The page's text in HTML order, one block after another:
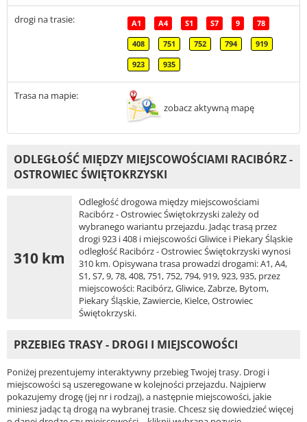
drogi na trasie: A1 A4 S1 S7 9 78
408 751 752 794 919
923 935
Trasa na mapie:
zobacz aktywną mapę
ODLEGŁOŚĆ MIĘDZY MIEJSCOWOŚCIAMI RACIBÓRZ -
OSTROWIEC ŚWIĘTOKRZYSKI
310 km
Odległość drogowa między miejscowościami
Racibórz - Ostrowiec Świętokrzyski zależy od
wybranego wariantu przejazdu. Jadąc trasą przez
drogi 923 i 408 i miejscowości Gliwice i Piekary Śląskie
odległość Racibórz - Ostrowiec Świętokrzyski wynosi
310 km. Opisywana trasa prowadzi drogami: A1, A4,
S1, S7, 9, 78, 408, 751, 752, 794, 919, 923, 935, przez
miejscowości: Racibórz, Gliwice, Zabrze, Bytom,
Piekary Śląskie, Zawiercie, Kielce, Ostrowiec
Świętokrzyski.
PRZEBIEG TRASY - DROGI I MIEJSCOWOŚCI
Poniżej prezentujemy interaktywny przebieg Twojej trasy. Drogi i
miejscowości są uszeregowane w kolejności przejazdu. Najpierw
pokazujemy drogę (jej nr i rodzaj), a następnie miejscowości, jakie
miniesz jadąc tą drogą na wybranej trasie. Chcesz się dowiedzieć więcej